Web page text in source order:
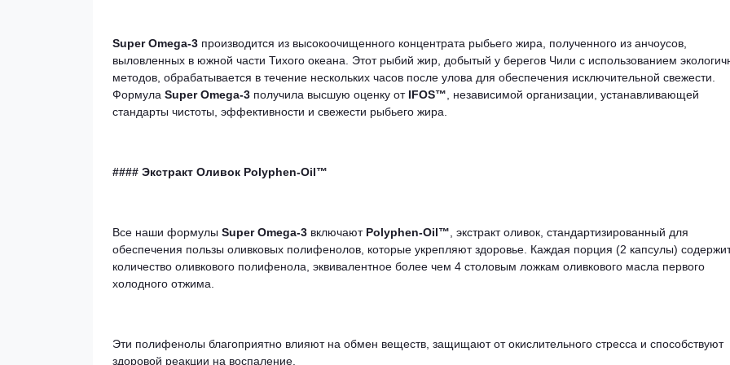
Super Omega-3 производится из высокоочищенного концентрата рыбьего жира, полученного из анчоусов,
выловленных в южной части Тихого океана. Этот рыбий жир, добытый у берегов Чили с использованием
методов, обрабатывается в течение нескольких часов после улова для обеспечения исключительной свежести.
Формула Super Omega-3 получила высшую оценку от IFOS™ , независимой организации, устанавливающей
стандарты чистоты, эффективности и свежести рыбьего жира.
#### Экстракт Оливок Polyphen-Oil™
Все наши формулы Super Omega-3 включают Polyphen-Oil™ , экстракт оливок, стандартизированный для
обеспечения пользы оливковых полифенолов, которые укрепляют здоровье. Каждая порция (2 капсулы)
количество оливкового полифенола, эквивалентное более чем 4 столовым ложкам оливкового масла первого
холодного отжима.
Эти полифенолы благоприятно влияют на обмен веществ, защищают от окислительного стресса и способствуют
здоровой реакции на воспаление.